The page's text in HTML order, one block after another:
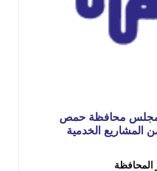
لمجلس محافظة حمص
الخدمية
المحافظة